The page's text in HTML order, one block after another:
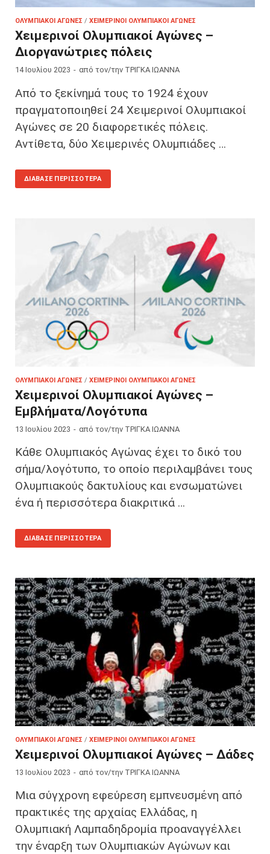
ΟΛΥΜΠΙΑΚΟΊ ΑΓΏΝΕΣ / ΧΕΙΜΕΡΙΝΟΊ ΟΛΥΜΠΙΑΚΟΊ ΑΓΏΝΕΣ
Χειμερινοί Ολυμπιακοί Αγώνες –
Διοργανώτριες πόλεις
14 Ιουλίου 2023 - από τον/την ΤΡΙΓΚΑ ΙΩΑΝΝΑ
Από το ξεκίνημά τους το 1924 έχουν
πραγματοποιηθεί 24 Χειμερινοί Ολυμπιακοί
Αγώνες σε 20 διαφορετικές πόλεις.
Αντίθετα, δύο Χειμερινές Ολυμπιάδες …
ΔΙΆΒΑΣΕ ΠΕΡΙΣΣΌΤΕΡΑ
ΟΛΥΜΠΙΑΚΟΊ ΑΓΏΝΕΣ / ΧΕΙΜΕΡΙΝΟΊ ΟΛΥΜΠΙΑΚΟΊ ΑΓΏΝΕΣ
Χειμερινοί Ολυμπιακοί Αγώνες –
Εμβλήματα/Λογότυπα
13 Ιουλίου 2023 - από τον/την ΤΡΙΓΚΑ ΙΩΑΝΝΑ
Κάθε Ολυμπιακός Αγώνας έχει το δικό του
σήμα/λογότυπο, το οποίο περιλαμβάνει τους
Ολυμπιακούς δακτυλίους και ενσωματώνει
ένα ή περισσότερα διακριτικά …
ΔΙΆΒΑΣΕ ΠΕΡΙΣΣΌΤΕΡΑ
ΟΛΥΜΠΙΑΚΟΊ ΑΓΏΝΕΣ / ΧΕΙΜΕΡΙΝΟΊ ΟΛΥΜΠΙΑΚΟΊ ΑΓΏΝΕΣ
Χειμερινοί Ολυμπιακοί Αγώνες – Δάδες
13 Ιουλίου 2023 - από τον/την ΤΡΙΓΚΑ ΙΩΑΝΝΑ
Μια σύγχρονη εφεύρεση εμπνευσμένη από
πρακτικές της αρχαίας Ελλάδας, η
Ολυμπιακή Λαμπαδηδρομία προαναγγέλλει
την έναρξη των Ολυμπιακών Αγώνων και